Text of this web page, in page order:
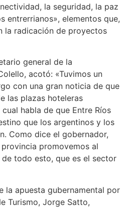
la seguridad, la paz
entrerrianos», elementos que,
la radicación de proyectos
general de la
acotó: «Tuvimos un
con una gran noticia de que
las plazas hoteleras
habla de que Entre Ríos
que los argentinos y los
Como dice el gobernador,
promovemos al
todo esto, que es el sector
la apuesta gubernamental por
Turismo, Jorge Satto,